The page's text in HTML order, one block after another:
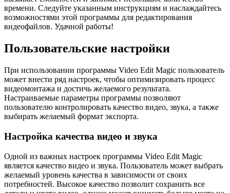
времени. Следуйте указанным инструкциям и наслаждайтесь
возможностями этой программы для редактирования
видеофайлов. Удачной работы!
Пользовательские настройки
При использовании программы Video Edit Magic пользователь
может внести ряд настроек, чтобы оптимизировать процесс
видеомонтажа и достичь желаемого результата.
Настраиваемые параметры программы позволяют
пользователю контролировать качество видео, звука, а также
выбирать желаемый формат экспорта.
Настройка качества видео и звука
Одной из важных настроек программы Video Edit Magic
является качество видео и звука. Пользователь может выбрать
желаемый уровень качества в зависимости от своих
потребностей. Высокое качество позволит сохранить все